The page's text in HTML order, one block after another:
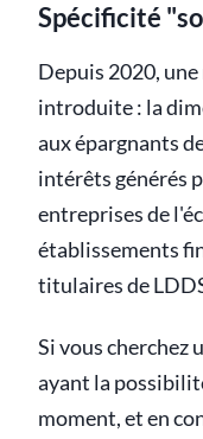
Spécificité
Depuis 2020,
introduite : la
aux épargnants
intérêts générés
entreprises de
établissements
titulaires de
Si vous cherchez
ayant la
moment, et en